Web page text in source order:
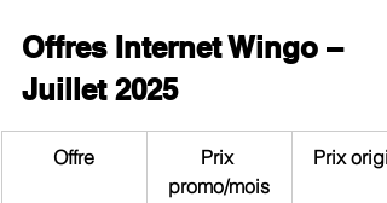
Offres Internet Wingo –
Juillet 2025
Offre
Prix
promo/mois
Prix